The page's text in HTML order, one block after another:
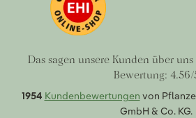
Das sagen unsere Kunden über
Bewertung: 4.56/
1954 Kundenbewertungen von
GmbH & Co. KG.